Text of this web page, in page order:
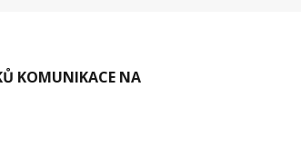
KOMUNIKACE NA